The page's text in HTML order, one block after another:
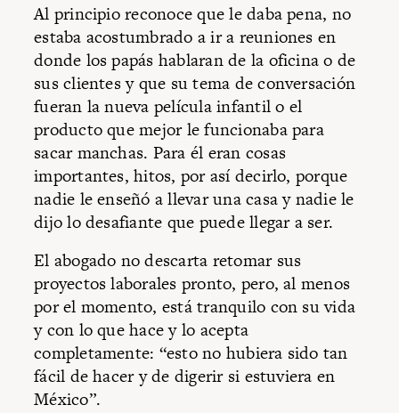
Al principio reconoce que le daba pena, no
estaba acostumbrado a ir a reuniones en
donde los papás hablaran de la oficina o de
sus clientes y que su tema de conversación
fueran la nueva película infantil o el
producto que mejor le funcionaba para
sacar manchas. Para él eran cosas
importantes, hitos, por así decirlo, porque
nadie le enseñó a llevar una casa y nadie le
dijo lo desafiante que puede llegar a ser.
El abogado no descarta retomar sus
proyectos laborales pronto, pero, al menos
por el momento, está tranquilo con su vida
y con lo que hace y lo acepta
completamente: “esto no hubiera sido tan
fácil de hacer y de digerir si estuviera en
México”.